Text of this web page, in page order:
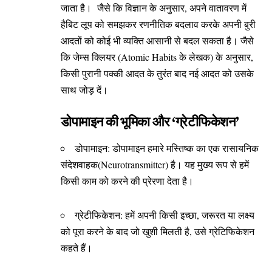
जाता है। जैसे कि विज्ञान के अनुसार, अपने वातावरण में
हैबिट लूप को समझकर रणनीतिक बदलाव करके अपनी बुरी
आदतों को कोई भी व्यक्ति आसानी से बदल सकता है। जैसे
कि जेम्स क्लियर (Atomic Habits के लेखक) के अनुसार,
किसी पुरानी पक्की आदत के तुरंत बाद नई आदत को उसके
साथ जोड़ दें।
डोपामाइन की भूमिका और ‘ग्रेटीफिकेशन’
डोपामाइन: डोपामाइन हमारे मस्तिष्क का एक रासायनिक
संदेशवाहक(Neurotransmitter) है। यह मुख्य रूप से हमें
किसी काम को करने की प्रेरणा देता है।
ग्रेटीफिकेशन: हमें अपनी किसी इच्छा, जरूरत या लक्ष्य
को पूरा करने के बाद जो खुशी मिलती है, उसे ग्रेटिफिकेशन
कहते हैं।